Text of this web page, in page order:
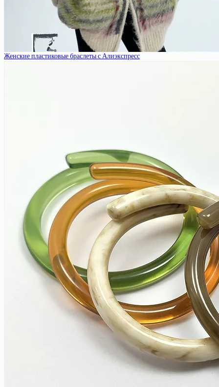
Женские пластиковые браслеты с Алиэкспресс